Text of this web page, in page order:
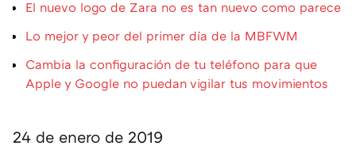
El nuevo logo de Zara no es tan nuevo como parece
Lo mejor y peor del primer día de la MBFWM
Cambia la configuración de tu teléfono para que
Apple y Google no puedan vigilar tus movimientos
24 de enero de 2019